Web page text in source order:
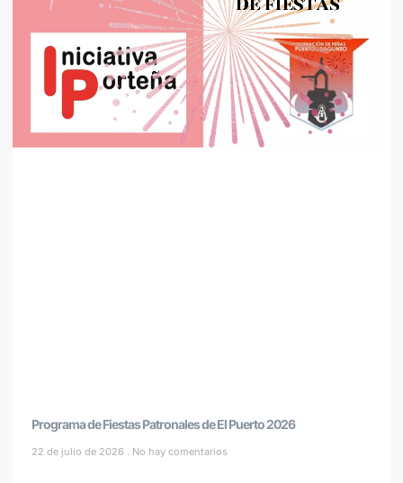
Programa de Fiestas Patronales de El Puerto 2026
22 de julio de 2026 No hay comentarios